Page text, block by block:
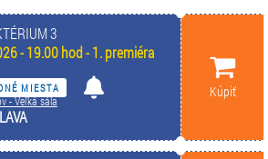
3
- 19.00 hod - 1. premiéra
MIESTA
- Veľká sála
Kúpiť